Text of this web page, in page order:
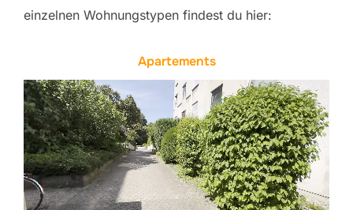
einzelnen Wohnungstypen findest du hier:
Apartements